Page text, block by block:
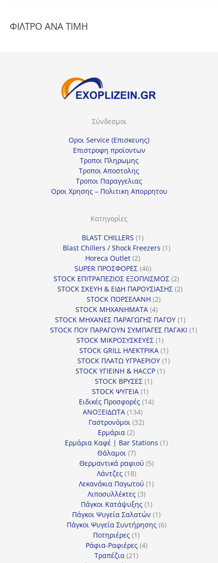
λ
ΦΙΛΤΡΟ ΑΝΑ ΤΙΜΗ
Σύνδεσμοι
Οροι Service (Επισκευης)
Επιστροφη προϊοντων
Τροποι Πληρωμης
Τροποι Αποστολης
Τροποι Παραγγελιας
Οροι Χρησης – Πολιτικη Απορρητου
Κατηγορίες
BLAST CHILLERS 11
προϊόν
Blast Chillers / Shock Freezers 11
Horeca Outlet 22
προϊόντα
SUPER ΠΡΟΣΦΟΡΕΣ 4646
προϊόντα
STOCK ΕΠΙΤΡΑΠΕΖΙΟΣ ΕΞΟΠΛΙΣΜΟΣ 22
προϊόντα
STOCK ΣΚΕΥΗ & ΕΙΔΗ ΠΑΡΟΥΣΙΑΣΗΣ 22
STOCK ΠΟΡΣΕΛΑΝΗ 22
STOCK ΜΗΧΑΝΗΜΑΤΑ 44
προϊόντα
STOCK ΜΗΧΑΝΕΣ ΠΑΡΑΓΩΓΗΣ ΠΑΓΟΥ 11
προϊόν
STOCK ΠΟΥ ΠΑΡΑΓΟΥΝ ΣΥΜΠΑΓΕΣ ΠΑΓΑΚΙ 11
STOCK ΜΙΚΡΟΣΥΣΚΕΥΕΣ 11
προϊόν
STOCK GRILL ΗΛΕΚΤΡΙΚΑ 11
προϊόν
STOCK ΠΛΑΤΩ ΥΓΡΑΕΡΙΟΥ 11
STOCK ΥΓΙΕΙΝΗ & HACCP 11
STOCK ΒΡΥΣΕΣ 11
STOCK ΨΥΓΕΙΑ 11
προϊόν
Ειδικές Προσφορές 1414
ΑΝΟΞΕΙΔΩΤΑ 134134
προϊόντα
Γαστρονόμοι 3232
Ερμάρια 22
προϊόντα
Ερμάρια Καφέ | Bar Stations 11
Θάλαμοι 77
προϊόντα
Θερμαντικά ραφιού 55
Λάντζες 1818
προϊόντα
Λεκανάκια Παγωτού 11
Λιποσυλλέκτες 33
προϊόντα
Πάγκοι Κατάψυξης 11
προϊόν
Πάγκοι Ψυγεία Σαλατών 11
προϊόν
Πάγκοι Ψυγεία Συντήρησης 66
Ποτηριέρες 11
προϊόν
Ράφια-Ραφιέρες 44
Τραπέζια 2121